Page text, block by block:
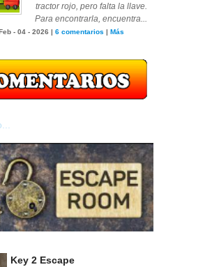
tractor rojo, pero falta la llave.
Para encontrarla, encuentra...
- 04 - 2026 | 6 comentarios | Más
Key 2 Escape